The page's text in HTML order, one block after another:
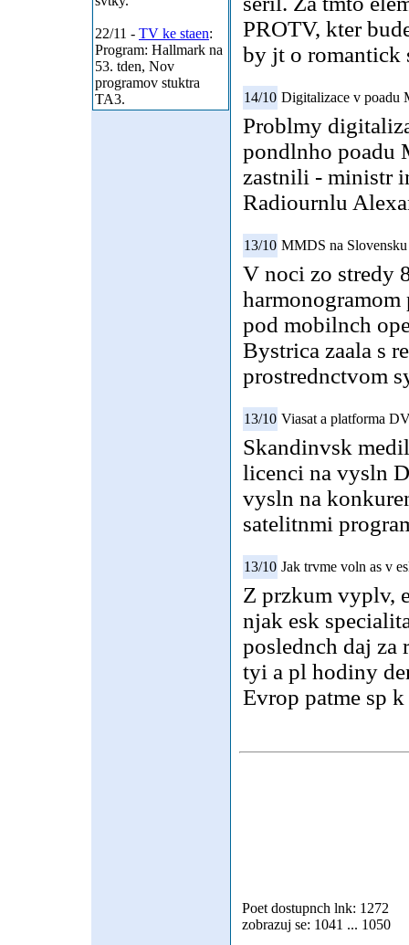
22/11 - TV ke staen:
Program: Hallmark na
53. tden, Nov
programov stuktra
TA3.
PROTV, kter
by jt o romantick
14/10 Digitalizace v poadu
Problmy
pondlnho poadu
zastnili - ministr
Radiournlu
13/10 MMDS na
V noci zo stredy
pod mobilnch
Bystrica zaala s
prostrednctvom
13/10 Viasat a platforma
Skandinvsk
licenci na vysln
vysln na
satelitnmi
13/10 Jak trvme voln as v
Z przkum vyplv,
njak esk
poslednch daj
tyi a pl hodiny
Evrop patme sp
Poet dostupnch lnk: 1272
zobrazuj se: 1041 ... 1050